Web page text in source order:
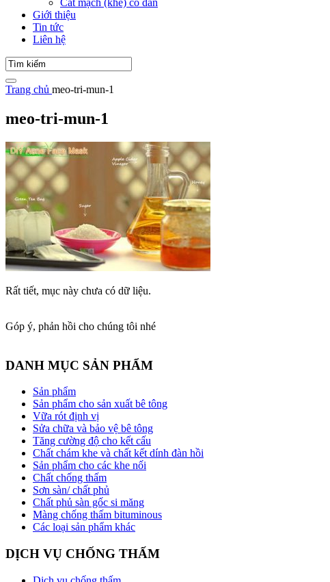
Cắt mạch (khe) co dãn
Giới thiệu
Tin tức
Liên hệ
Trang chủ meo-tri-mun-1
meo-tri-mun-1
Rất tiết, mục này chưa có dữ liệu.
Góp ý, phản hồi cho chúng tôi nhé
DANH MỤC SẢN PHẨM
Sản phẩm
Sản phẩm cho sản xuất bê tông
Vữa rót định vị
Sửa chữa và bảo vệ bê tông
Tăng cường độ cho kết cấu
Chất chám khe và chất kết dính đàn hồi
Sản phẩm cho các khe nối
Chất chống thấm
Sơn sàn/ chất phủ
Chất phủ sàn gốc si măng
Màng chống thấm bituminous
Các loại sản phẩm khác
DỊCH VỤ CHỐNG THẤM